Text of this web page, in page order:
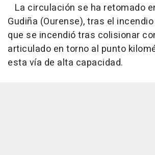
La circulación se ha retomado
Gudiña (Ourense), tras el
que se incendió tras colisionar
articulado en torno al punto
esta vía de alta capacidad.